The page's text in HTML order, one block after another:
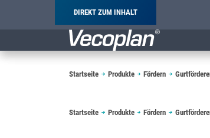
DIREKT ZUM INHALT
Startseite Produkte Fördern
Startseite Produkte Fördern